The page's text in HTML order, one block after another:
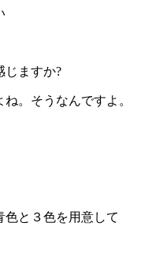
じますか?
。そうなんですよ。
と３色を用意して